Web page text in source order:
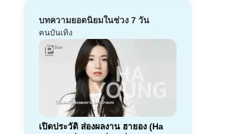
บทความยอดนิยมในช่วง 7 วัน
คนบันเทิง
เปิดประวัติ ส่องผลงาน ฮายอง (Ha